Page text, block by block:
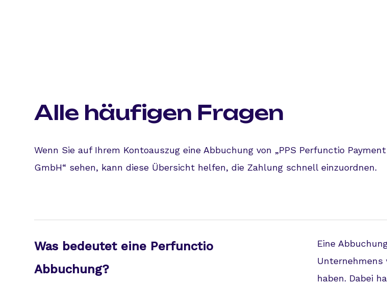
Alle häufigen Fragen
Wenn Sie auf Ihrem Kontoauszug eine Abbuchung von „PPS Perfunctio
GmbH“ sehen, kann diese Übersicht helfen, die Zahlung schnell einzuordnen.
Was bedeutet eine Perfunctio
Abbuchung?
Eine
Unternehmens
haben. Dabei